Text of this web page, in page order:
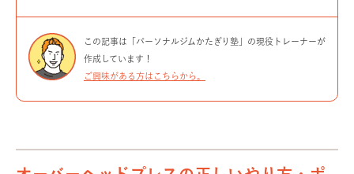
この記事は「パーソナルジムかたぎり塾」の現役トレーナーが
作成しています！
ご興味がある方はこちらから。